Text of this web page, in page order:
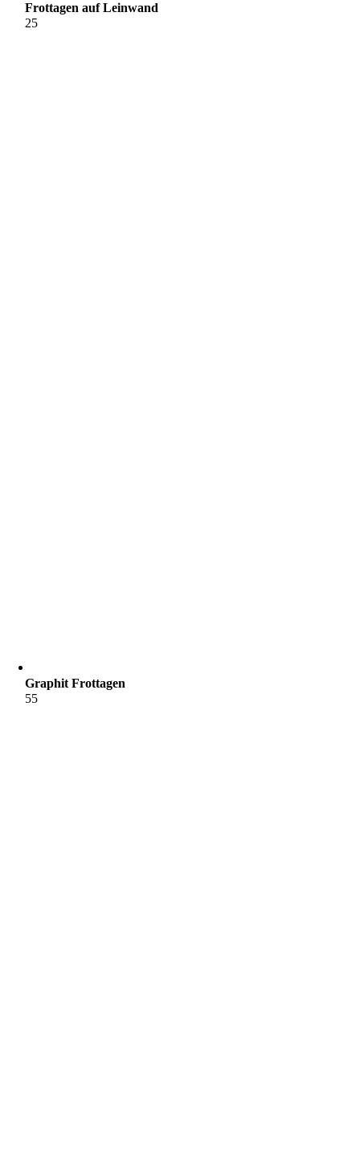
Frottagen auf Leinwand
25
Graphit Frottagen
55